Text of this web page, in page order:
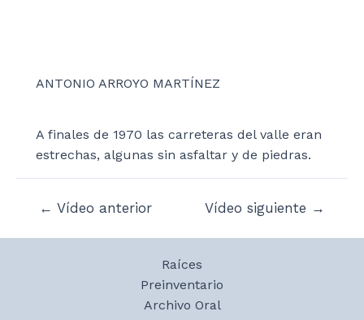
ANTONIO ARROYO MARTÍNEZ
A finales de 1970 las carreteras del valle eran
estrechas, algunas sin asfaltar y de piedras.
Navegación
← Vídeo anterior Vídeo siguiente →
Raíces
Preinventario
Archivo Oral